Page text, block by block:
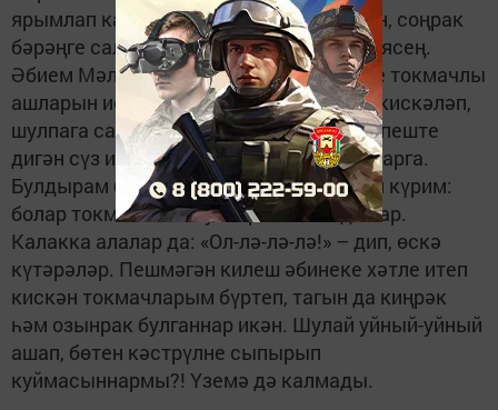
ярымлап кайнатасың да, әлбәттә, суган, соңрак
бәрәңге саласың. Аннары камырын җәясең.
Әбием Мәликәнең ашап туймаслык эре токмачлы
ашларын искә төшердем дә, шул чама кискәләп,
шулпага салдым. Өскә күпереп чыкса, пеште
дигән сүз инде ул. Салып бирдем балаларга.
Булдырам бит дип, куанып торганда, ни күрим:
болар токмач белән уйнарга тотындылар.
Калакка алалар да: «Ол-лә-лә-лә!» – дип, өскә
күтәрәләр. Пешмәгән килеш әбинеке хәтле итеп
кискән токмачларым бүртеп, тагын да киңрәк
һәм озынрак булганнар икән. Шулай уйный-уйный
ашап, бөтен кәстрүлне сыпырып
куймасыннармы?! Үземә дә калмады.